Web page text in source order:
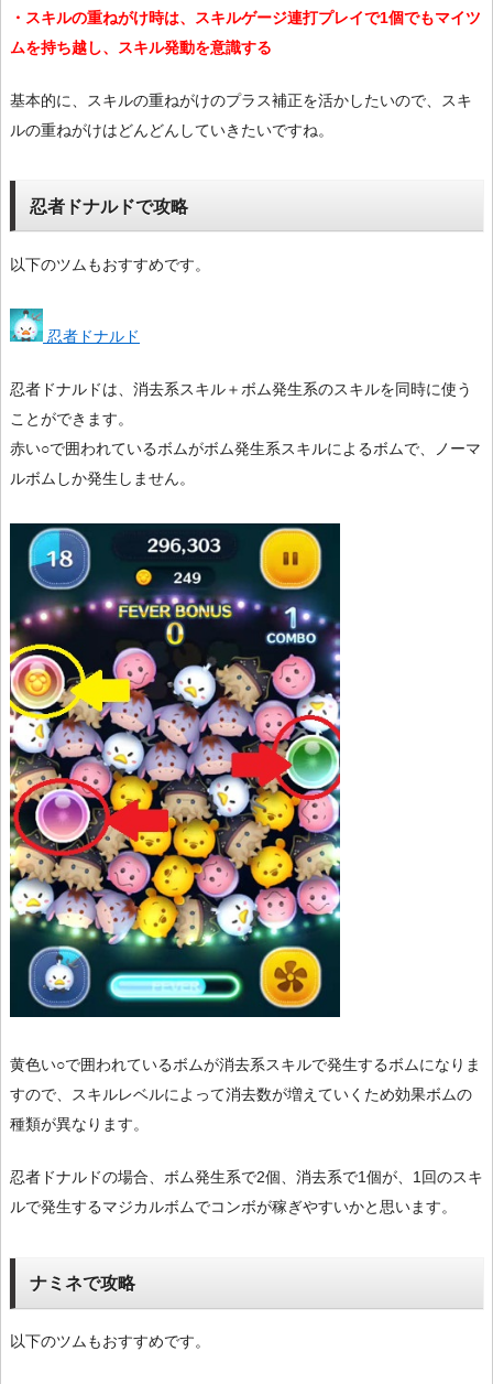
・スキルの重ねがけ時は、スキルゲージ連打プレイで1個でもマイツ
ムを持ち越し、スキル発動を意識する
基本的に、スキルの重ねがけのプラス補正を活かしたいので、スキ
ルの重ねがけはどんどんしていきたいですね。
忍者ドナルドで攻略
以下のツムもおすすめです。
忍者ドナルド
忍者ドナルドは、消去系スキル＋ボム発生系のスキルを同時に使う
ことができます。
赤い○で囲われているボムがボム発生系スキルによるボムで、ノーマ
ルボムしか発生しません。
黄色い○で囲われているボムが消去系スキルで発生するボムになりま
すので、スキルレベルによって消去数が増えていくため効果ボムの
種類が異なります。
忍者ドナルドの場合、ボム発生系で2個、消去系で1個が、1回のスキ
ルで発生するマジカルボムでコンボが稼ぎやすいかと思います。
ナミネで攻略
以下のツムもおすすめです。